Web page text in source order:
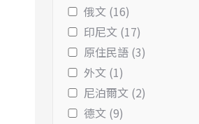
俄文 (16)
印尼文 (17)
原住民語 (3)
外文 (1)
尼泊爾文 (2)
德文 (9)